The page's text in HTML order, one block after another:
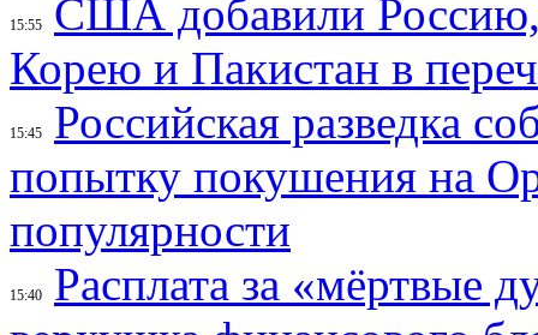
15:55
США добавили
Корею и Пакистан в
15:45
Российская разведка
попытку покушения на
популярности
15:40
Расплата за «мёртвые